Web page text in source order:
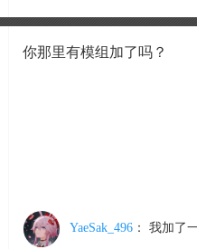
你那里有模组加了吗？
YaeSak_496： 我加了